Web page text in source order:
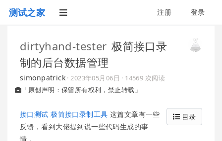
测试之家 注册 登录
dirtyhand-tester 极简接口录
制的后台数据管理
simonpatrick ·2023年05月06日 · 14569 次阅读
「原创声明：保留所有权利，禁止转载」
目录
接口测试 极简接口录制工具 这篇文章有一些
反馈，看到大佬提到说一些代码生成的事
情，